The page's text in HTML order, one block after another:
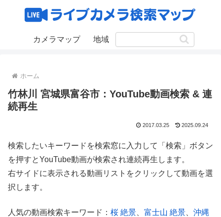
カメラマップ 地域
ホーム
竹林川 宮城県富谷市：YouTube動画検索 & 連
続再生
2017.03.25 2025.09.24
検索したいキーワードを検索窓に入力して「検索」ボタン
を押すとYouTube動画が検索され連続再生します。
右サイドに表示される動画リストをクリックして動画を選
択します。
人気の動画検索キーワード： 桜 絶景 富士山 絶景
沖縄